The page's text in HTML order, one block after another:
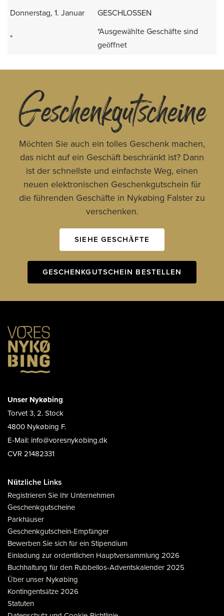
Donnerstag, 1. Januar GESCHLOSSEN
*
*Ausgewählte Geschäfte sind
geöffnet
Geschenkgutscheine
Möchten Sie auch ein tolles Geschenk machen,
das nicht auf ein Geschäft beschränkt ist? Dann
ist der schnellste und einfachste Weg, einen
neuen elektronischen Geschenkgutschein für
die führenden Geschäfte in Nykøbing Falster zu
verschenken.
SIEHE GESCHÄFTE
GESCHENKGUTSCHEIN BESTELLEN
Unser Nykøbing
Torvet 3, 2. Stock
4800 Nykøbing F.
E-Mail: info@voresnykobing.dk
CVR 21482331
Nützliche Links
Registrieren Sie Ihr Unternehmen
Geschenkgutscheine
Parkhäuser
Geschenkgutschein-Empfänger
Bewerben Sie sich für ein Stipendium
Einladung zur ordentlichen Hauptversammlung 2026
Buchhaltung für den Rubbellos-Adventskalender 2025
Über unser Nykøbing
Kontingentsätze 2026
Statuten